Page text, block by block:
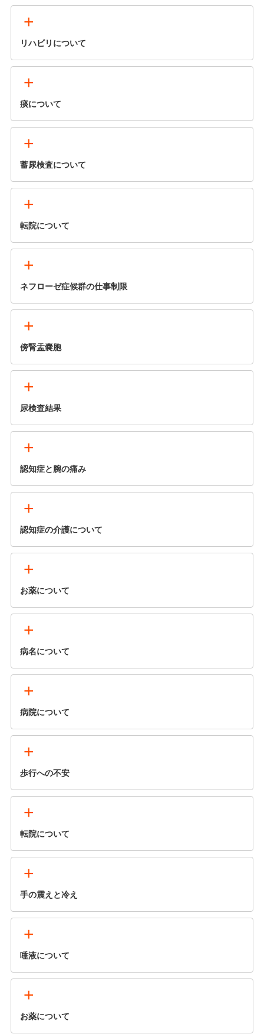
+
リハビリについて
+
痰について
+
蓄尿検査について
+
転院について
+
ネフローゼ症候群の仕事制限
+
傍腎盂嚢胞
+
尿検査結果
+
認知症と腕の痛み
+
認知症の介護について
+
お薬について
+
病名について
+
病院について
+
歩行への不安
+
転院について
+
手の震えと冷え
+
唾液について
+
お薬について